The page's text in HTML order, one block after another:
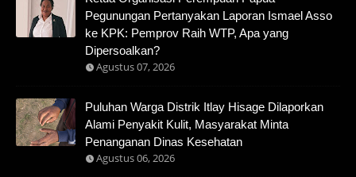
Pegunungan Pertanyakan Laporan Ismael Asso
ke KPK: Pemprov Raih WTP, Apa yang
Dipersoalkan?
Agustus 07, 2026
Puluhan Warga Distrik Itlay Hisage Dilaporkan
Alami Penyakit Kulit, Masyarakat Minta
Penanganan Dinas Kesehatan
Agustus 06, 2026